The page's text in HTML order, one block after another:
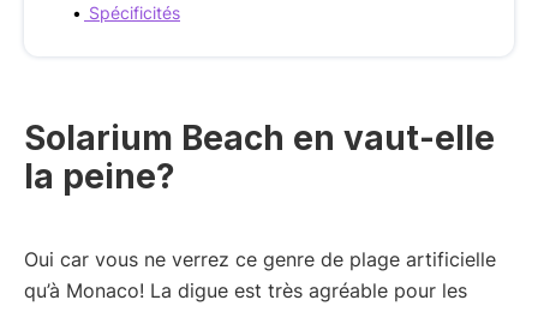
Spécificités
Solarium Beach en vaut-elle
la peine?
Oui car vous ne verrez ce genre de plage artificielle
qu’à Monaco! La digue est très agréable pour les